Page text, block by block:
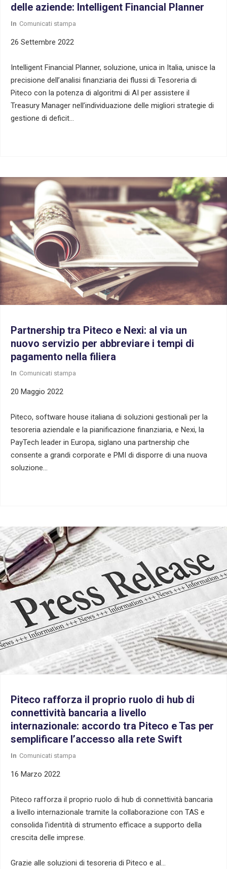
delle aziende: Intelligent Financial Planner
In Comunicati stampa
26 Settembre 2022
Intelligent Financial Planner, soluzione, unica in Italia, unisce la
precisione dell’analisi finanziaria dei flussi di Tesoreria di
Piteco con la potenza di algoritmi di AI per assistere il
Treasury Manager nell’individuazione delle migliori strategie di
gestione di deficit…
Partnership tra Piteco e Nexi: al via un
nuovo servizio per abbreviare i tempi di
pagamento nella filiera
In Comunicati stampa
20 Maggio 2022
Piteco, software house italiana di soluzioni gestionali per la
tesoreria aziendale e la pianificazione finanziaria, e Nexi, la
PayTech leader in Europa, siglano una partnership che
consente a grandi corporate e PMI di disporre di una nuova
soluzione…
Piteco rafforza il proprio ruolo di hub di
connettività bancaria a livello
internazionale: accordo tra Piteco e Tas per
semplificare l’accesso alla rete Swift
In Comunicati stampa
16 Marzo 2022
Piteco rafforza il proprio ruolo di hub di connettività bancaria
a livello internazionale tramite la collaborazione con TAS e
consolida l’identità di strumento efficace a supporto della
crescita delle imprese.
Grazie alle soluzioni di tesoreria di Piteco e al…